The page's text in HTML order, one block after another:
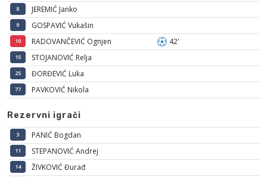
8 JEREMIĆ Janko
9 GOSPAVIĆ Vukašin
10 RADOVANČEVIĆ Ognjen 42'
15 STOJANOVIĆ Relja
25 ĐORĐEVIĆ Luka
77 PAVKOVIĆ Nikola
Rezervni igrači
3 PANIĆ Bogdan
11 STEPANOVIĆ Andrej
14 ŽIVKOVIĆ Đurađ